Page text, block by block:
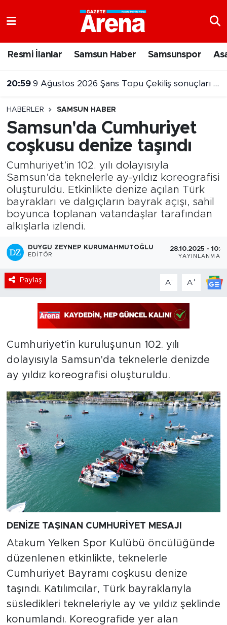
Resmi İlanlar Samsun Haber Samsunspor
20:59 9 Ağustos 2026 Şans Topu Çekiliş sonuçları açıklandı
HABERLER SAMSUN HABER
Samsun'da Cumhuriyet
coşkusu denize taşındı
Cumhuriyet’in 102. yılı dolayısıyla
Samsun’da teknelerle ay-yıldız koreografisi
oluşturuldu. Etkinlikte denize açılan Türk
bayrakları ve dalgıçların bayrak açışı, sahil
boyunca toplanan vatandaşlar tarafından
alkışlarla izlendi.
DUYGU ZEYNEP KURUMAHMUTOĞLU
EDITÖR
28.10.2025 -
YAYINLANMA
Paylaş A- A+
Cumhuriyet'in kuruluşunun 102. yılı
dolayısıyla Samsun'da teknelerle denizde
ay yıldız koreografisi oluşturuldu.
DENİZE TAŞINAN CUMHURİYET MESAJI
Atakum Yelken Spor Kulübü öncülüğünde
düzenlenen etkinlikte, teknelerle
Cumhuriyet Bayramı coşkusu denize
taşındı. Katılımcılar, Türk bayraklarıyla
süsledikleri tekneleriyle ay ve yıldız şeklinde
konumlandı. Koreografide yer alan
Samsun Namaz Vakitleri
Süper Lig Puan Durumu ve Fikstür
Tüm Manşetler
Son Dakika Haberleri
Haber Arşivi